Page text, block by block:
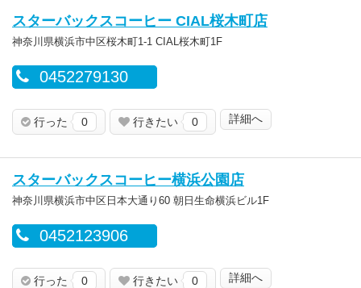
スターバックスコーヒー CIAL桜木町店
神奈川県横浜市中区桜木町1-1 CIAL桜木町1F
0452279130
行った 0 行きたい 0 詳細へ
スターバックスコーヒー横浜公園店
神奈川県横浜市中区日本大通り60 朝日生命横浜ビル1F
0452123906
行った 0 行きたい 0 詳細へ